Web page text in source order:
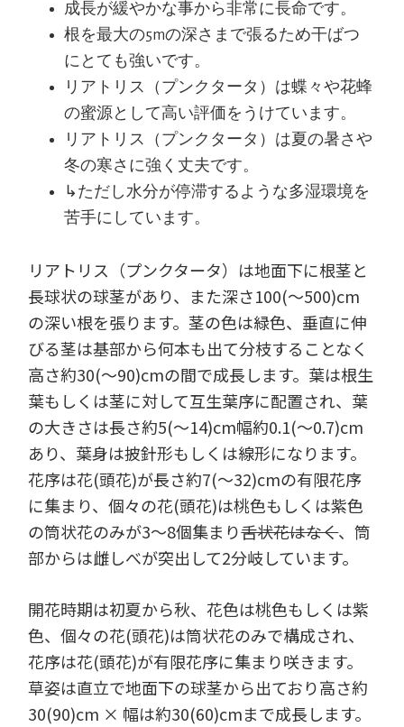
成長が緩やかな事から非常に長命です。
根を最大の5mの深さまで張るため干ばつ
にとても強いです。
リアトリス（プンクタータ）は蝶々や花蜂
の蜜源として高い評価をうけています。
リアトリス（プンクタータ）は夏の暑さや
冬の寒さに強く丈夫です。
↳ただし水分が停滞するような多湿環境を
苦手にしています。
リアトリス（プンクタータ）は地面下に根茎と
長球状の球茎があり、また深さ100(～500)cm
の深い根を張ります。茎の色は緑色、垂直に伸
びる茎は基部から何本も出て分枝することなく
高さ約30(～90)cmの間で成長します。葉は根生
葉もしくは茎に対して互生葉序に配置され、葉
の大きさは長さ約5(～14)cm幅約0.1(～0.7)cm
あり、葉身は披針形もしくは線形になります。
花序は花(頭花)が長さ約7(～32)cmの有限花序
に集まり、個々の花(頭花)は桃色もしくは紫色
の筒状花のみが3～8個集まり舌状花はなく、筒
部からは雌しべが突出して2分岐しています。
開花時期は初夏から秋、花色は桃色もしくは紫
色、個々の花(頭花)は筒状花のみで構成され、
花序は花(頭花)が有限花序に集まり咲きます。
草姿は直立で地面下の球茎から出ており高さ約
30(90)cm × 幅は約30(60)cmまで成長します。